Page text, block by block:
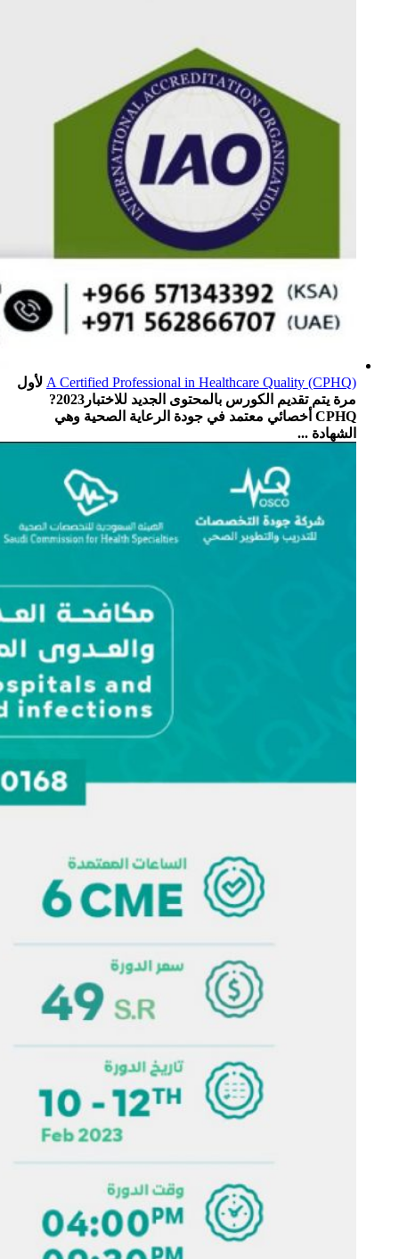
A Certified Professional in Healthcare Quality (CPHQ) لأول
مرة يتم تقديم الكورس بالمحتوى الجديد للاختبار2023?
CPHQ أخصائي معتمد في جودة الرعاية الصحية وهي
الشهادة ...